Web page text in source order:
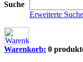
Suche
Erweiterte Suche
Warenkorb: 0